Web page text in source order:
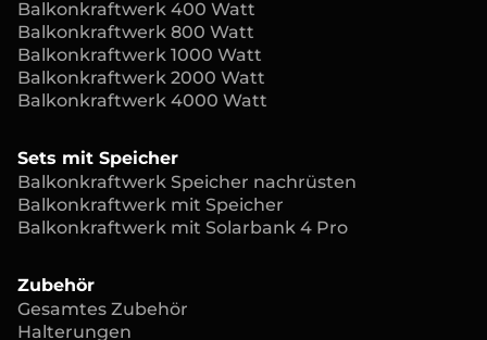
Balkonkraftwerk 400 Watt
Balkonkraftwerk 800 Watt
Balkonkraftwerk 1000 Watt
Balkonkraftwerk 2000 Watt
Balkonkraftwerk 4000 Watt
Sets mit Speicher
Balkonkraftwerk Speicher nachrüsten
Balkonkraftwerk mit Speicher
Balkonkraftwerk mit Solarbank 4 Pro
Zubehör
Gesamtes Zubehör
Halterungen